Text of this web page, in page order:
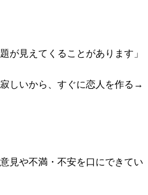
が見えてくることがあります」
しいから、すぐに恋人を作る→
見や不満・不安を口にできてい